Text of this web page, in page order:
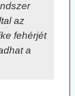
az
fehérjét
a